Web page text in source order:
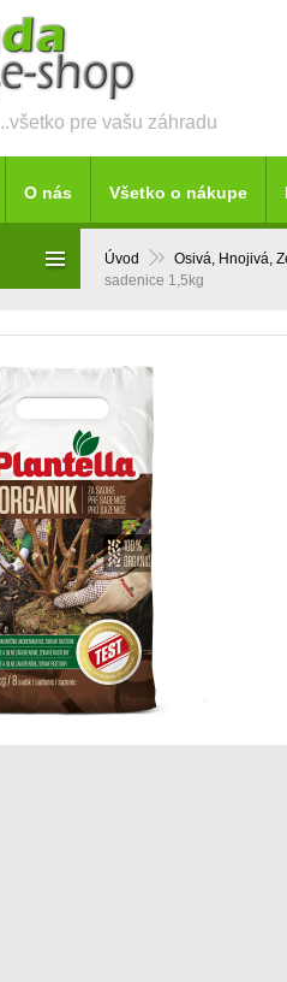
..všetko pre vašu záhradu
Úvod Osivá, Hnojivá,
sadenice 1,5kg
O nás Všetko o nákupe